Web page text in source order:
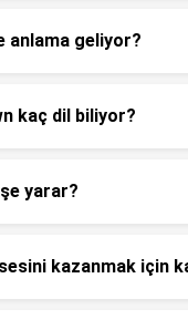
anlama geliyor?
kaç dil biliyor?
yarar?
kazanmak için